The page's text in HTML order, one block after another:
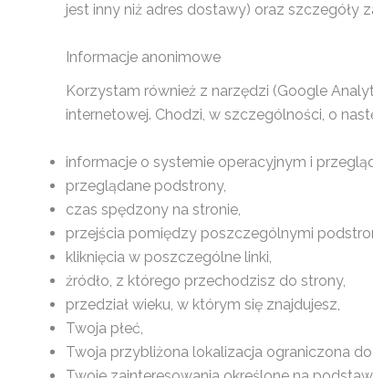
jest inny niż adres dostawy) oraz szczegóły
Informacje anonimowe
Korzystam również z narzędzi (Google
internetowej. Chodzi, w szczególności, o
informacje o systemie operacyjnym i
przeglądane podstrony,
czas spędzony na stronie,
przejścia pomiędzy poszczególnymi
kliknięcia w poszczególne linki,
źródło, z którego przechodzisz do strony,
przedział wieku, w którym się znajdujesz,
Twoja płeć,
Twoja przybliżona lokalizacja ograniczona